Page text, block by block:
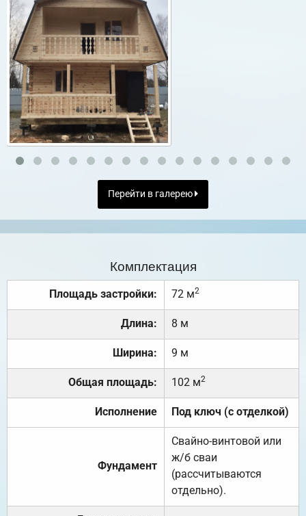
Перейти в галерею
Комплектация
Площадь застройки: 72 м2
Длина: 8 м
Ширина: 9 м
Общая площадь: 102 м2
Исполнение Под ключ (с отделкой)
Фундамент
Свайно-винтовой или
ж/б сваи
(рассчитываются
отдельно).